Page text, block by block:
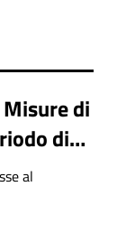
di
di
al